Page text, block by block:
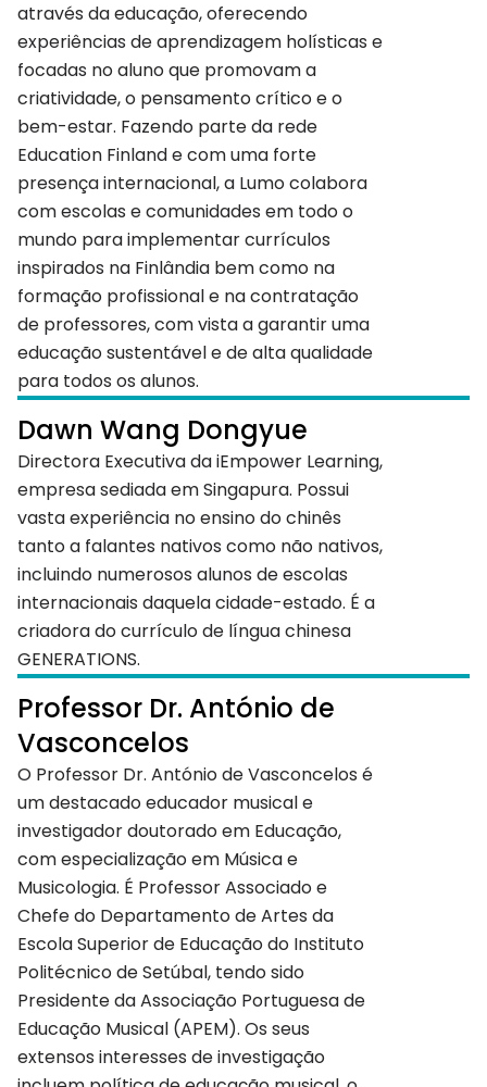
através da educação, oferecendo
experiências de aprendizagem holísticas e
focadas no aluno que promovam a
criatividade, o pensamento crítico e o
bem-estar. Fazendo parte da rede
Education Finland e com uma forte
presença internacional, a Lumo colabora
com escolas e comunidades em todo o
mundo para implementar currículos
inspirados na Finlândia bem como na
formação profissional e na contratação
de professores, com vista a garantir uma
educação sustentável e de alta qualidade
para todos os alunos.
Dawn Wang Dongyue
Directora Executiva da iEmpower Learning,
empresa sediada em Singapura. Possui
vasta experiência no ensino do chinês
tanto a falantes nativos como não nativos,
incluindo numerosos alunos de escolas
internacionais daquela cidade-estado. É a
criadora do currículo de língua chinesa
GENERATIONS.
Professor Dr. António de
Vasconcelos
O Professor Dr. António de Vasconcelos é
um destacado educador musical e
investigador doutorado em Educação,
com especialização em Música e
Musicologia. É Professor Associado e
Chefe do Departamento de Artes da
Escola Superior de Educação do Instituto
Politécnico de Setúbal, tendo sido
Presidente da Associação Portuguesa de
Educação Musical (APEM). Os seus
extensos interesses de investigação